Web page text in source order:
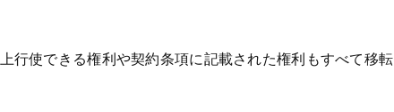
行使できる権利や契約条項に記載された権利もすべて移転